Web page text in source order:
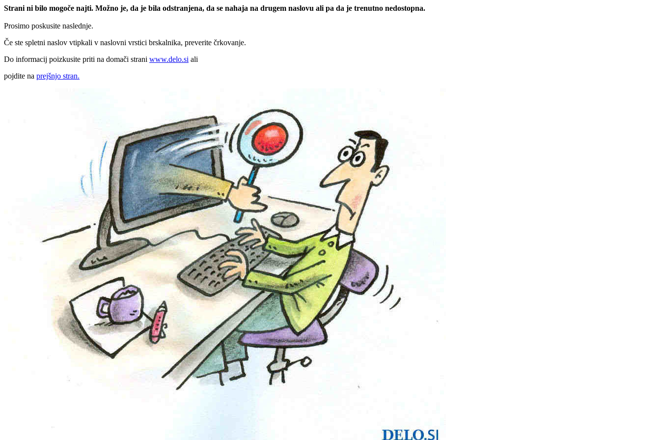
Strani ni bilo mogoče najti. Možno je, da je bila odstranjena, da se nahaja na drugem naslovu ali pa da je trenutno nedostopna.
Prosimo poskusite naslednje.
Če ste spletni naslov vtipkali v naslovni vrstici brskalnika, preverite črkovanje.
Do informacij poizkusite priti na domači strani www.delo.si ali
pojdite na prejšnjo stran.